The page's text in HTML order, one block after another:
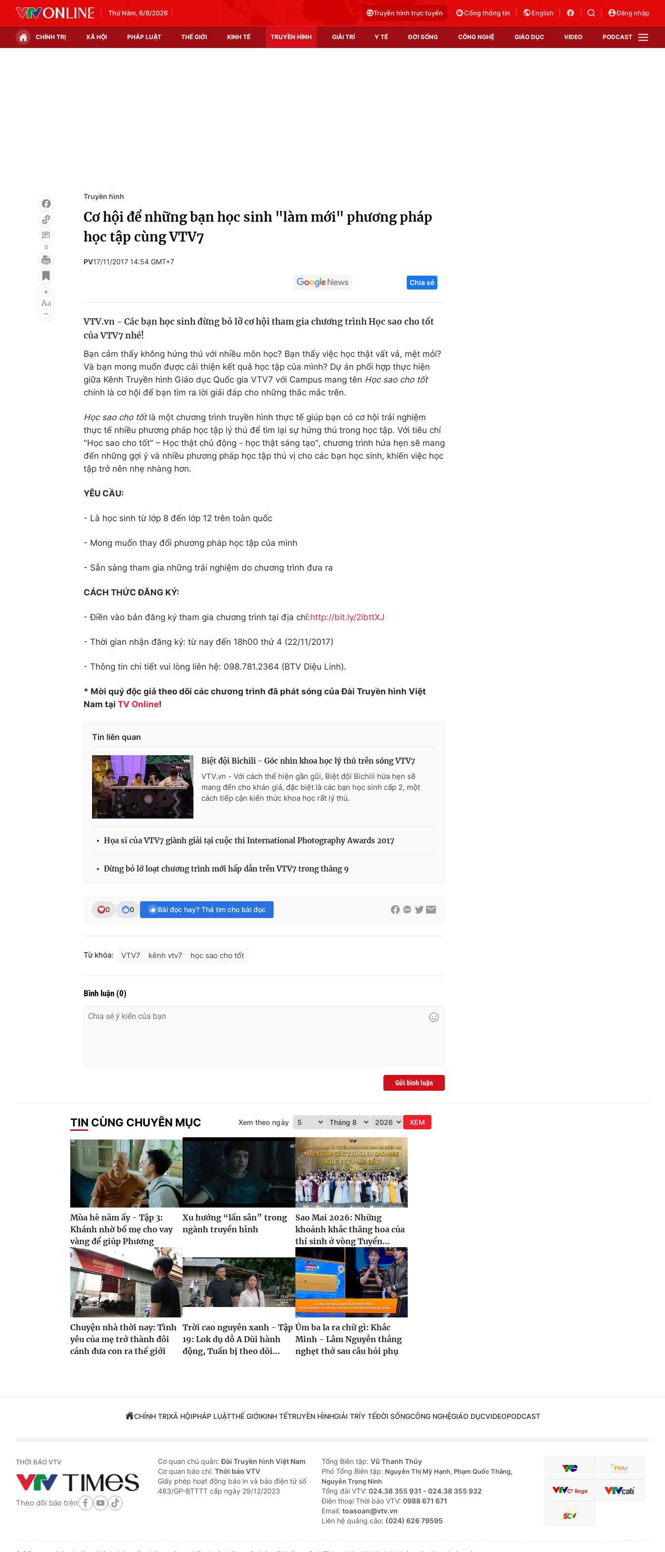
Thứ Năm, 6/8/2026 Truyền hình trực tuyến Cổng thông tin English Đăng nhập
CHÍNH TRỊ XÃ HỘI PHÁP LUẬT THẾ GIỚI KINH TẾ TRUYỀN HÌNH GIẢI TRÍ Y TẾ ĐỜI SỐNG CÔNG NGHỆ GIÁO DỤC VIDEO PODCAST
Infographic
Điện ảnh
Âm nhạc
Chất lượng cuộc sống
Tuyển sinh
Hitech Công nghệ tương lai
Thị trường
0
Truyền hình
Cơ hội để những bạn học sinh "làm mới" phương pháp
học tập cùng VTV7
PV17/11/2017 14:54 GMT+7
Chia sẻ
VTV.vn - Các bạn học sinh đừng bỏ lỡ cơ hội tham gia chương trình Học sao cho tốt
của VTV7 nhé!
Bạn cảm thấy không hứng thú với nhiều môn học? Bạn thấy việc học thật vất vả, mệt mỏi?
Và bạn mong muốn được cải thiện kết quả học tập của mình? Dự án phối hợp thực hiện
giữa Kênh Truyền hình Giáo dục Quốc gia VTV7 với Campus mang tên Học sao cho tốt
chính là cơ hội để bạn tìm ra lời giải đáp cho những thắc mắc trên.
Học sao cho tốtlà một chương trình truyền hình thực tế giúp bạn có cơ hội trải nghiệm
thực tế nhiều phương pháp học tập lý thú để tìm lại sự hứng thú trong học tập. Với tiêu chí
"Học sao cho tốt" – Học thật chủ động - học thật sáng tạo", chương trình hứa hẹn sẽ mang
đến những gợi ý và nhiều phương pháp học tập thú vị cho các bạn học sinh, khiến việc học
tập trở nên nhẹ nhàng hơn.
YÊU CẦU:
- Là học sinh từ lớp 8 đến lớp 12 trên toàn quốc
- Mong muốn thay đổi phương pháp học tập của mình
- Sẵn sàng tham gia những trải nghiệm do chương trình đưa ra
CÁCH THỨC ĐĂNG KÝ:
- Điền vào bản đăng ký tham gia chương trình tại địa chỉ:http://bit.ly/2ibttXJ
- Thời gian nhận đăng ký: từ nay đến 18h00 thứ 4 (22/11/2017)
- Thông tin chi tiết vui lòng liên hệ: 098.781.2364 (BTV Diệu Linh).
* Mời quý độc giả theo dõi các chương trình đã phát sóng của Đài Truyền hình Việt
Nam tại TV Online!
Tin liên quan
Biệt đội Bichili - Góc nhìn khoa học lý thú trên sóng VTV7
VTV.vn - Với cách thể hiện gần gũi, Biệt đội Bichili hứa hẹn sẽ
mang đến cho khán giả, đặc biệt là các bạn học sinh cấp 2, một
cách tiếp cận kiến thức khoa học rất lý thú.
Họa sĩ của VTV7 giành giải tại cuộc thi International Photography Awards 2017
Đừng bỏ lỡ loạt chương trình mới hấp dẫn trên VTV7 trong tháng 9
0 0 Bài đọc hay? Thả tim cho bài đọc
Từ khóa: VTV7 kênh vtv7 học sao cho tốt
Bình luận (0)
Gửi bình luận
TIN CÙNG CHUYÊN MỤC Xem theo ngày XEM
Mùa hè năm ấy - Tập 3:
Khánh nhờ bố mẹ cho vay
vàng để giúp Phương
Xu hướng “lấn sân” trong
ngành truyền hình
Sao Mai 2026: Những
khoảnh khắc thăng hoa của
thí sinh ở vòng Tuyển...
Chuyện nhà thời nay: Tình
yêu của mẹ trở thành đôi
cánh đưa con ra thế giới
Trời cao nguyên xanh - Tập
19: Lok dụ dỗ A Dũi hành
động, Tuấn bị theo dõi...
Úm ba la ra chữ gì: Khắc
Minh - Lâm Nguyễn thắng
nghẹt thở sau câu hỏi phụ
CHÍNH TRỊXÃ HỘIPHÁP LUẬTTHẾ GIỚIKINH TẾTRUYỀN HÌNHGIẢI TRÍY TẾĐỜI SỐNGCÔNG NGHỆGIÁO DỤCVIDEOPODCAST
THỜI BÁO VTV
Theo dõi báo trên
Cơ quan chủ quản:Đài Truyền hình Việt Nam
Cơ quan báo chí: Thời báo VTV
Giấy phép hoạt động báo in và báo điện tử số
483/GP-BTTTT cấp ngày 29/12/2023
Tổng Biên tập: Vũ Thanh Thủy
Phó Tổng Biên tập: Nguyễn Thị Mỹ Hạnh, Phạm Quốc Thắng,
Nguyễn Trọng Ninh
Tổng đài VTV: 024.38 355 931 - 024.38 355 932
Ðiện thoại Thời báo VTV: 0988 671 671
Email: toasoan@vtv.vn
Liên hệ quảng cáo: (024) 626 79595